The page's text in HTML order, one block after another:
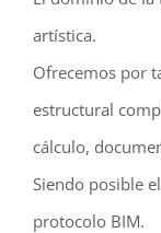
artística.
Ofrecemos por
estructural
cálculo,
Siendo posible
protocolo BIM.